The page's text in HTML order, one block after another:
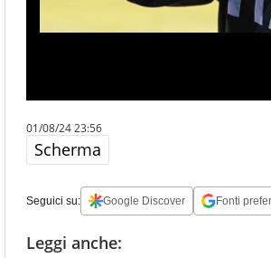
01/08/24 23:56
Scherma
Seguici su: Google Discover Fonti
Leggi anche: